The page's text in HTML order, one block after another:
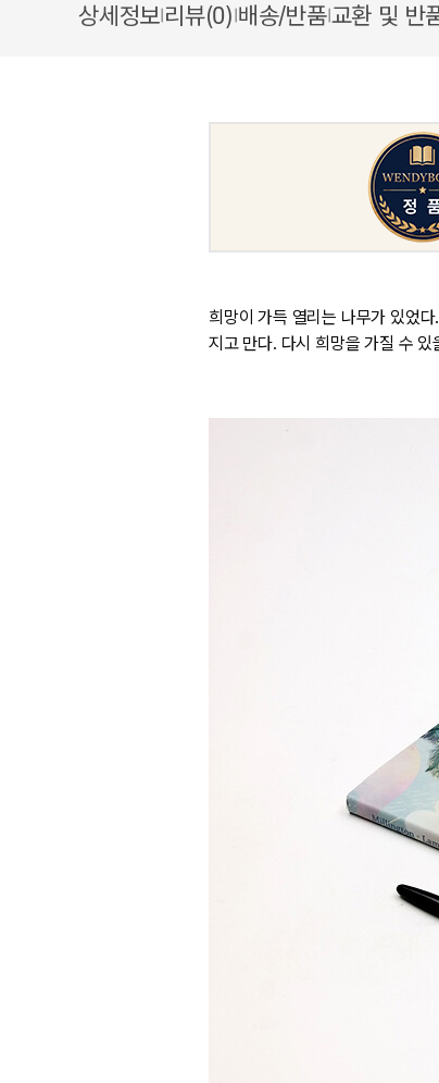
상세정보|리뷰(0)|배송/반품|교환 및 반
희망이 가득 열리는 나무가 있었
지고 만다. 다시 희망을 가질 수 있